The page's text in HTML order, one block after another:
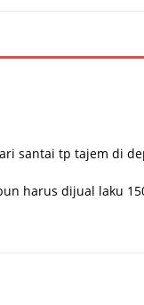
santai tp tajem di
harus dijual laku